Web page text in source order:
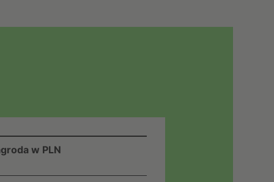
w PLN